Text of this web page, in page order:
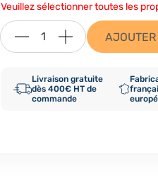
Veuillez sélectionner toutes les
Livraison gratuite
dès 400€ HT de
commande